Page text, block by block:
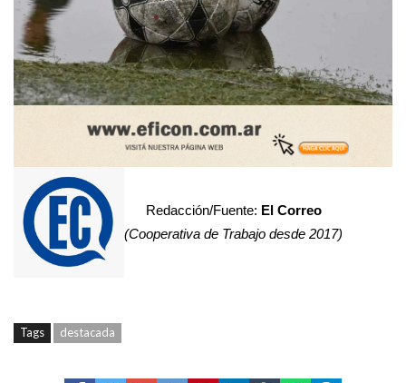
Redacción/Fuente: El Correo
(Cooperativa de Trabajo desde 2017)
Tags destacada